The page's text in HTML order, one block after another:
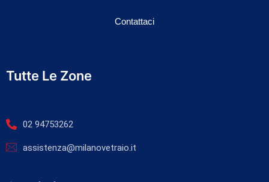
Contattaci
Tutte Le Zone
02 94753262
assistenza@milanovetraio.it